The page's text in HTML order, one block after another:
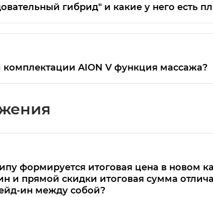
гибрид" и какие у него есть
(REEV — Range Extended Electric
комплектации AION V функция массажа?
сидений переднего ряда не доступна в
формируется итоговая цена в новом
и прямой скидки итоговая сумма
ин между собой?